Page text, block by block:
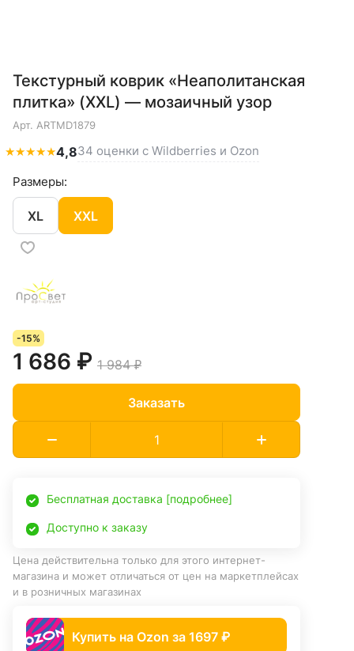
Текстурный коврик «Неаполитанская
плитка» (XXL) — мозаичный узор
Арт. ARTMD1879
★★★★★4,834 оценки с Wildberries и Ozon
Размеры:
XL XXL
-15%
1 686 ₽ 1 984 ₽
Заказать
Бесплатная доставка [подробнее]
Доступно к заказу
Цена действительна только для этого интернет-
магазина и может отличаться от цен на маркетплейсах
и в розничных магазинах
Купить на Ozon за 1697 ₽